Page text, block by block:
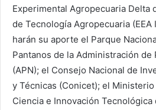
Experimental Agropecuaria Delta
de Tecnología Agropecuaria (EEA
harán su aporte el Parque
Pantanos de la Administración de
(APN); el Consejo Nacional de
y Técnicas (Conicet); el
Ciencia e Innovación Tecnológica